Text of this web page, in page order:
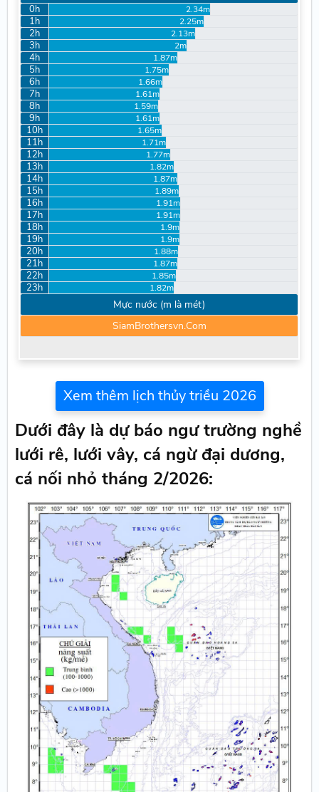
0h 2.34m
1h 2.25m
2h 2.13m
3h 2m
4h 1.87m
5h 1.75m
6h 1.66m
7h 1.61m
8h 1.59m
9h 1.61m
10h 1.65m
11h 1.71m
12h 1.77m
13h 1.82m
14h 1.87m
15h 1.89m
16h 1.91m
17h 1.91m
18h 1.9m
19h 1.9m
20h 1.88m
21h 1.87m
22h 1.85m
23h 1.82m
Mực nước (m là mét)
SiamBrothersvn.Com
Xem thêm lịch thủy triều 2026
Dưới đây là dự báo ngư trường nghề
lưới rê, lưới vây, cá ngừ đại dương,
cá nối nhỏ tháng 2/2026: